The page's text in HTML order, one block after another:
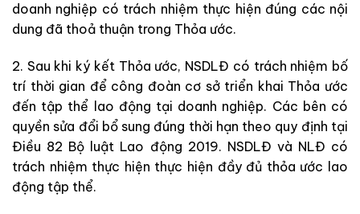
doanh nghiệp có trách nhiệm thực hiện đúng các nội
dung đã thoả thuận trong Thỏa ước.
2. Sau khi ký kết Thỏa ước, NSDLĐ có trách nhiệm bố
trí thời gian để công đoàn cơ sở triển khai Thỏa ước
đến tập thể lao động tại doanh nghiệp. Các bên có
quyền sửa đổi bổ sung đúng thời hạn theo quy định tại
Điều 82 Bộ luật Lao động 2019. NSDLĐ và NLĐ có
trách nhiệm thực hiện thực hiện đầy đủ thỏa ước lao
động tập thể.